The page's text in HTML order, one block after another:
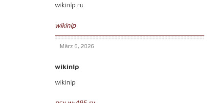
wikinlp.ru
wikinlp
März 6, 2026
wikinlp
wikinlp